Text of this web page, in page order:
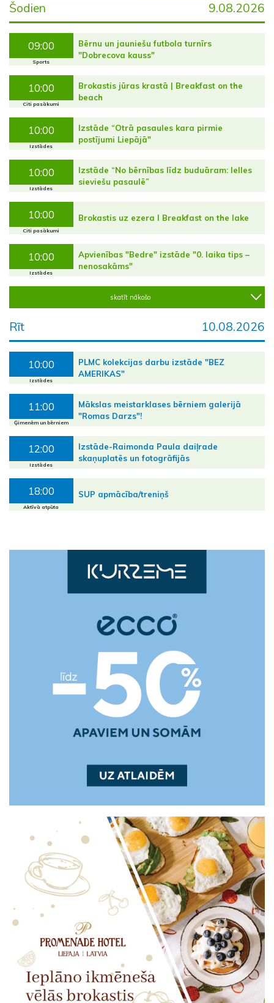
Šodien 9.08.2026
09:00
Sports
Bērnu un jauniešu futbola turnīrs
"Dobrecova kauss"
10:00
Citi pasākumi
Brokastis jūras krastā | Breakfast on the
beach
10:00
Izstādes
Izstāde “Otrā pasaules kara pirmie
postījumi Liepājā"
10:00
Izstādes
Izstāde “No bērnības līdz buduāram: lelles
sieviešu pasaulē”
10:00
Citi pasākumi
Brokastis uz ezera I Breakfast on the lake
10:00
Izstādes
Apvienības "Bedre" izstāde "0. laika tips –
nenosakāms"
skatīt nākošo
Rīt 10.08.2026
10:00
Izstādes
PLMC kolekcijas darbu izstāde "BEZ
AMERIKAS"
11:00
Ģimenēm un bērniem
Mākslas meistarklases bērniem galerijā
"Romas Darzs"!
12:00
Izstādes
Izstāde-Raimonda Paula daiļrade
skaņuplatēs un fotogrāfijās
18:00
Aktīvā atpūta
SUP apmācība/treniņš